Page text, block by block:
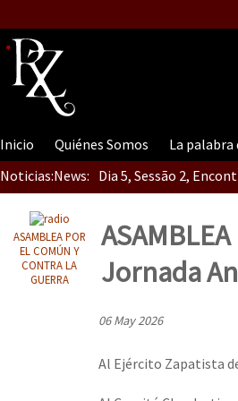
Inicio Quiénes Somos La palabra
Noticias:News: Dia 5, Sessão 2,
Dia 5, sessão 1, do
Dia 4 – Encontro
ASAMBLEA POR
EL COMÚN Y
CONTRA LA
GUERRA
ASAMBLEA
Jornada
06 May 2026
Al Ejército Zapatista